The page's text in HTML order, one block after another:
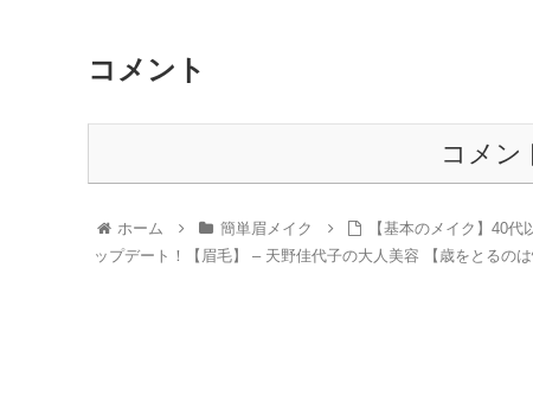
コメント
コメン
ホーム 簡単眉メイク
【基本のメイク】40
ップデート！【眉毛】 – 天野佳代子の大人美容 【歳をとるのは